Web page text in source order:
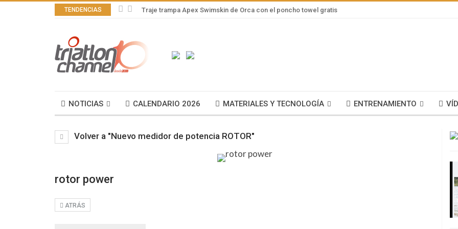
TENDENCIAS Traje trampa Apex Swimskin de Orca con el poncho towel gratis
NOTICIAS CALENDARIO 2026 MATERIALES Y TECNOLOGÍA ENTRENAMIENTO
Volver a "Nuevo medidor de potencia ROTOR"
rotor power
ATRÁS